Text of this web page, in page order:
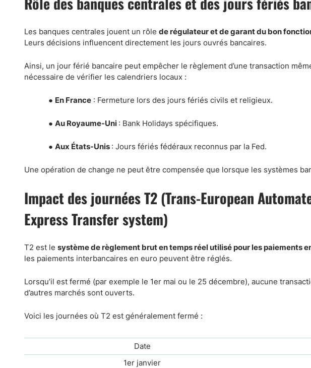
Les banques centrales jouent un rôle de régulateur et de garant du bon
Leurs décisions influencent directement les jours ouvrés bancaires.
Ainsi, un jour férié bancaire peut empêcher le règlement d’une transaction
nécessaire de vérifier les calendriers locaux :
● En France : Fermeture lors des jours fériés civils et religieux.
● Au Royaume-Uni : Bank Holidays spécifiques.
● Aux États-Unis : Jours fériés fédéraux reconnus par la Fed.
Une opération de change ne peut être compensée que lorsque les systèmes
Impact des journées T2 (Trans-European
Express Transfer system)
T2 est le système de règlement brut en temps réel utilisé pour les paiements
les paiements interbancaires en euro peuvent être réglés.
Lorsqu’il est fermé (par exemple le 1er mai ou le 25 décembre), aucune
d’autres marchés sont ouverts.
Voici les journées où T2 est généralement fermé :
Date
1er janvier